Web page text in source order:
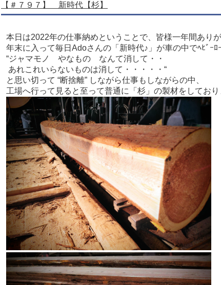
【＃７９７】 新時代【杉】
本日は2022年の仕事納めということで、皆様一年間あり
年末に入って毎日Adoさんの「新時代♪」が車の中でﾍﾋﾞｰﾛ
“ジャマモノ やなもの なんて消して・・
あれこれいらないものは消して・・・・・“
と思い切って “断捨離” しながら仕事もしながらの中、
工場へ行って見ると至って普通に「杉」の製材をしており